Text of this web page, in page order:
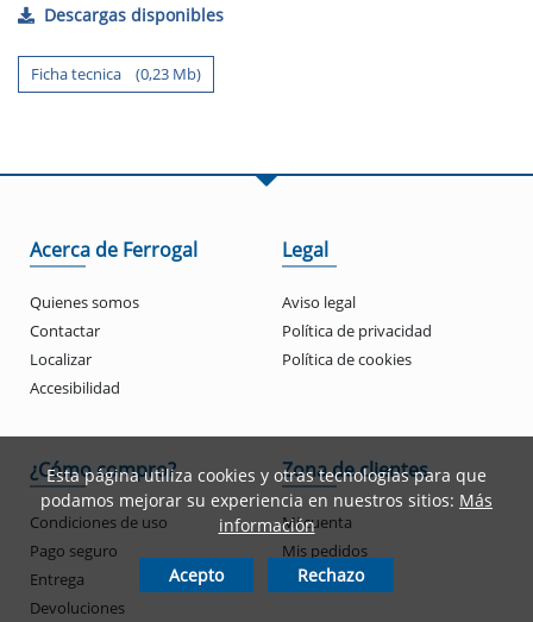
Descargas disponibles
Ficha tecnica (0,23 Mb)
Acerca de Ferrogal
Quienes somos
Contactar
Localizar
Accesibilidad
Legal
Aviso legal
Política de privacidad
Política de cookies
¿Cómo compro?
Condiciones de uso
Pago seguro
Entrega
Devoluciones
Zona de clientes
Mi cuenta
Mis pedidos
Esta página utiliza cookies y otras tecnologías para que
podamos mejorar su experiencia en nuestros sitios: Más
información
Acepto Rechazo